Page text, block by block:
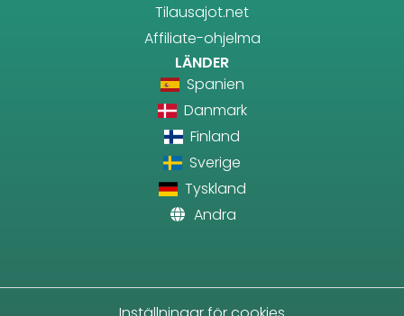
Tilausajot.net
Affiliate-ohjelma
LÄNDER
Spanien
Danmark
Finland
Sverige
Tyskland
Andra